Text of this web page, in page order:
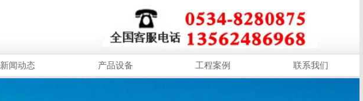
新闻动态 产品设备 工程案例 联系我们